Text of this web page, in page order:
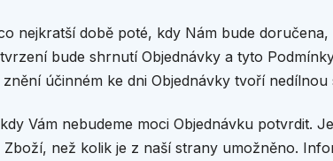
nejkratší době poté, kdy Nám bude
bude shrnutí Objednávky a tyto
účinném ke dni Objednávky tvoří nedílnou
Vám nebudeme moci Objednávku potvrdit.
než kolik je z naší strany umožněno.